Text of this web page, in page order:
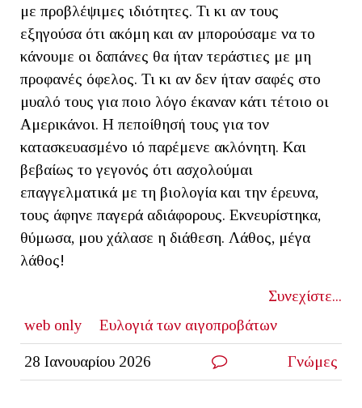
με προβλέψιμες ιδιότητες. Τι κι αν τους
εξηγούσα ότι ακόμη και αν μπορούσαμε να το
κάνουμε οι δαπάνες θα ήταν τεράστιες με μη
προφανές όφελος. Τι κι αν δεν ήταν σαφές στο
μυαλό τους για ποιο λόγο έκαναν κάτι τέτοιο οι
Αμερικάνοι. Η πεποίθησή τους για τον
κατασκευασμένο ιό παρέμενε ακλόνητη. Και
βεβαίως το γεγονός ότι ασχολούμαι
επαγγελματικά με τη βιολογία και την έρευνα,
τους άφηνε παγερά αδιάφορους. Εκνευρίστηκα,
θύμωσα, μου χάλασε η διάθεση. Λάθος, μέγα
λάθος!
Συνεχίστε...
web only
Ευλογιά των αιγοπροβάτων
28 Ιανουαρίου 2026 Γνώμες